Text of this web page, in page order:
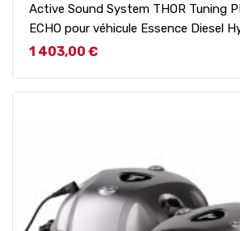
Active Sound System THOR Tuning
ECHO pour véhicule Essence Diesel
Prix
1 403,00 €